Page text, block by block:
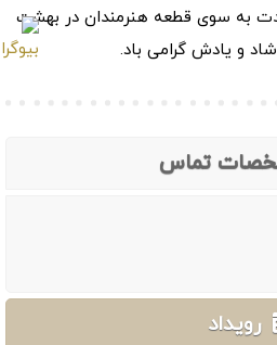
به سوی قطعه هنرمندان در بهشت
و یادش گرامی باد.
تماس
رویداد